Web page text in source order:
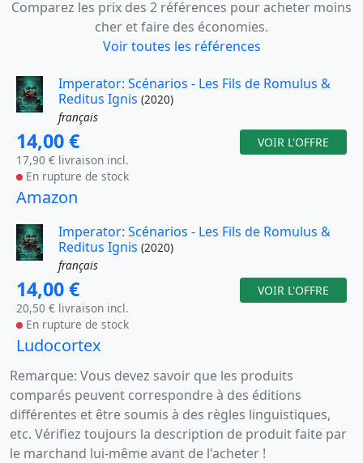
Comparez les prix des 2 références pour acheter moins
cher et faire des économies.
Voir toutes les références
Imperator: Scénarios - Les Fils de Romulus &
Reditus Ignis (2020)
français
14,00 €
17,90 € livraison incl.
En rupture de stock
VOIR L'OFFRE
Amazon
Imperator: Scénarios - Les Fils de Romulus &
Reditus Ignis (2020)
français
14,00 €
20,50 € livraison incl.
En rupture de stock
VOIR L'OFFRE
Ludocortex
Remarque: Vous devez savoir que les produits
comparés peuvent correspondre à des éditions
différentes et être soumis à des règles linguistiques,
etc. Vérifiez toujours la description de produit faite par
le marchand lui-même avant de l'acheter !